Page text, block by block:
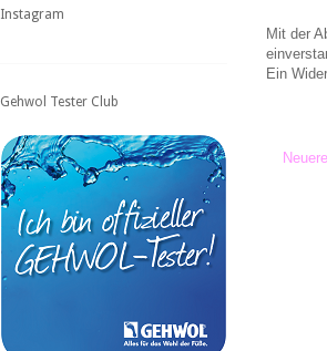
Mit der
Ein
Instagram
Gehwol Tester Club